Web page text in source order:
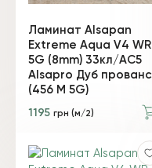
Ламинат Alsapan
Extreme Aqua V4 WR
5G (8mm) 33кл/AC5
Alsapro Дуб прованс
(456 М 5G)
1195 грн (м/2)